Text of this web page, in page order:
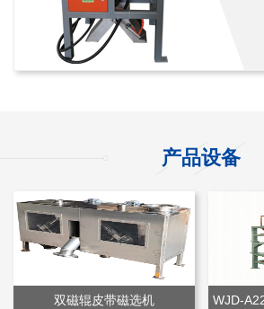
产品设备
双磁辊皮带磁选机